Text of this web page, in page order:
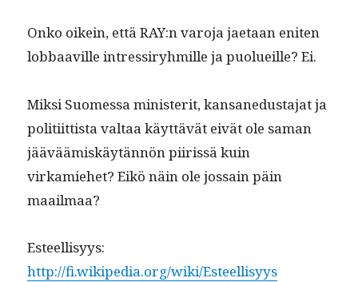
Onko oikein, että RAY:n varo­ja jae­taan eniten
lob­baav­ille intres­siryh­mille ja puolueille? Ei.
Mik­si Suomes­sa min­is­ter­it, kansane­dus­ta­jat ja
poli­ti­it­tista val­taa käyt­tävät eivät ole saman
jääväämiskäytän­nön piiris­sä kuin
virkamiehet? Eikö näin ole jos­sain päin
maailmaa?
Esteel­lisyys:
http://fi.wikipedia.org/wiki/Esteellisyys